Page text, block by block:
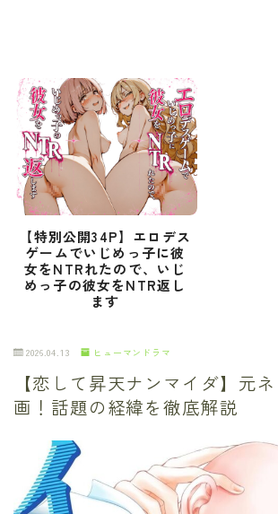
【特別公開34P】エロデス
ゲームでいじめっ子に彼
女をNTRれたので、いじ
めっ子の彼女をNTR返し
ます
2026.04.13 ヒューマンドラマ
【恋して昇天ナンマイダ】元
画！話題の経緯を徹底解説